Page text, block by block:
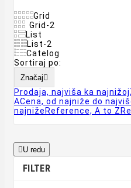
Grid
Grid-2
List
List-2
Catelog
Sortiraj po:
Značaj 
Prodaja, najviša ka najnižoj
ACena, od najniže do
najniže Reference, A to Z
 U redu
FILTER